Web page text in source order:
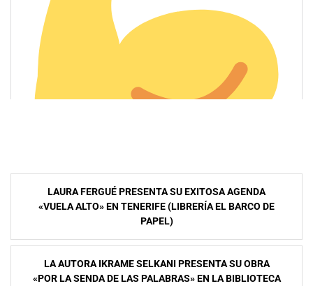
Navegación
entradas
LAURA FERGUÉ PRESENTA SU EXITOSA AGENDA
«VUELA ALTO» EN TENERIFE (LIBRERÍA EL BARCO DE
PAPEL)
LA AUTORA IKRAME SELKANI PRESENTA SU OBRA
«POR LA SENDA DE LAS PALABRAS» EN LA BIBLIOTECA